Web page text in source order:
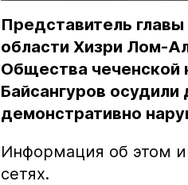
Представитель
области Хизри Лом-
Общества чеченской
Байсангуров осудили
демонстративно
Информация об этом
сетях.